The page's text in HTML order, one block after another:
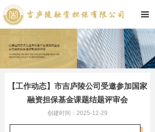
끀
【工作动态】市吉庐陵公司受邀参加国家
融资担保基金课题结题评审会
创建时间： 2025-12-29